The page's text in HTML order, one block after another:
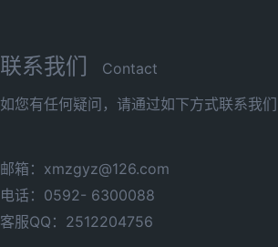
联系我们
Contact
如您有任何疑问，请通过如下方式联系我们
邮箱：xmzgyz@126.com
电话：0592- 6300088
客服QQ：2512204756